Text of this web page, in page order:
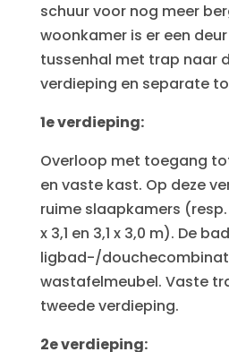
schuur voor nog meer
woonkamer is er een
tussenhal met trap naar
verdieping en separate
1e verdieping:
Overloop met toegang
en vaste kast. Op deze
ruime slaapkamers (resp.
x 3,1 en 3,1 x 3,0 m). De
ligbad-/
wastafelmeubel. Vaste
tweede verdieping.
2e verdieping: